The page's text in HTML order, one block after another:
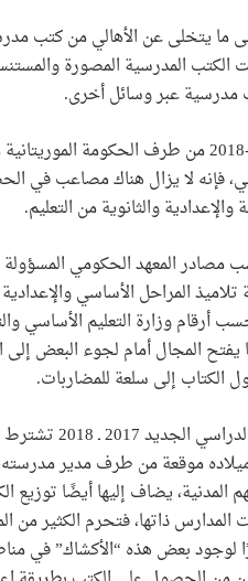
ما يتخلى عن الأهالي من كتب
المدرسية المصورة
مدرسية عبر وسائل أخرى.
ورغم الخطة المنتهجة مع بدء العام الدراسي 2017-2018 من
فإنه لا يزال هناك مصاعب في
والثانوية من التعليم.
المعهد الحكومي المسؤولة
وزارة التعليم الأساسي
6 إلى 12 كتابًا مدرسيًا، مما يفتح المجال
الكتاب إلى سلعة للمضاربات.
كما أن الخطة
موقعة من طرف مدير
المدنية، يضاف إليها أيضًا
المدارس ذاتها، فتحرم الكثير
لوجود بعض هذه “الأكشاك” في